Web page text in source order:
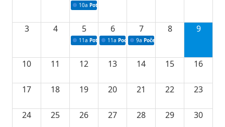
10a Potpisivanje ugovora sa neprofitnim
3 4 5
11a Potpisivanje ugovora o stipendijama za
6
11a Podrška razvoju vodne infrastrukture u
7
9a Početak izgradnje nove
8 9
10 11 12 13 14 15 16
17 18 19 20 21 22 23
24 25 26 27 28 29 30